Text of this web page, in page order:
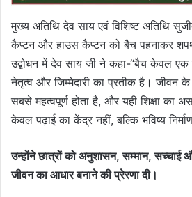
मुख्य अतिथि देव साय एवं विशिष्ट अतिथि
कैप्टन और हाउस कैप्टन को बैच पहनाकर
उद्बोधन में देव साय जी ने कहा-“बैच केवल एक
नेतृत्व और जिम्मेदारी का प्रतीक है। जीवन
सबसे महत्वपूर्ण होता है, और यही शिक्षा का
केवल पढ़ाई का केंद्र नहीं, बल्कि भविष्य
उन्होंने छात्रों को अनुशासन, सम्मान, सच्चाई
जीवन का आधार बनाने की प्रेरणा दी।